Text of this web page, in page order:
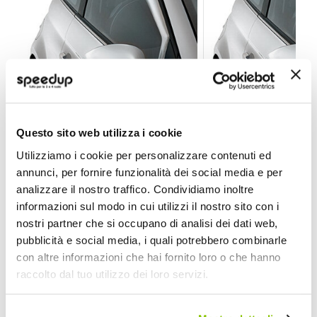
Questo sito web utilizza i cookie
Utilizziamo i cookie per personalizzare contenuti ed
annunci, per fornire funzionalità dei social media e per
analizzare il nostro traffico. Condividiamo inoltre
informazioni sul modo in cui utilizzi il nostro sito con i
nostri partner che si occupano di analisi dei dati web,
pubblicità e social media, i quali potrebbero combinarle
con altre informazioni che hai fornito loro o che hanno
raccolto dal tuo utilizzo dei loro servizi.
PARIMOR
Prezzo
speciale
65,30 € -25%
Spedizione gratuita!
PARIMOR
Prezzo
speciale
65,30 € -25%
Spedizione gratuita!